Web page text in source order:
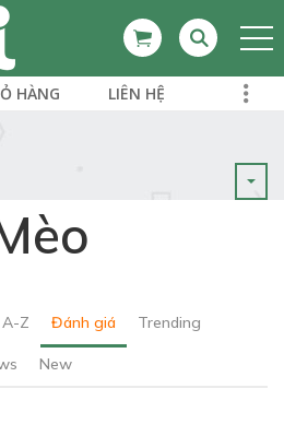
HÀNG LIÊN HỆ
A-Z Đánh giá Trending
New